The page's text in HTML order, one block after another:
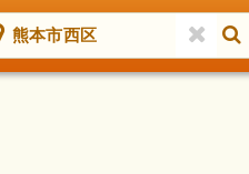
熊本市西区